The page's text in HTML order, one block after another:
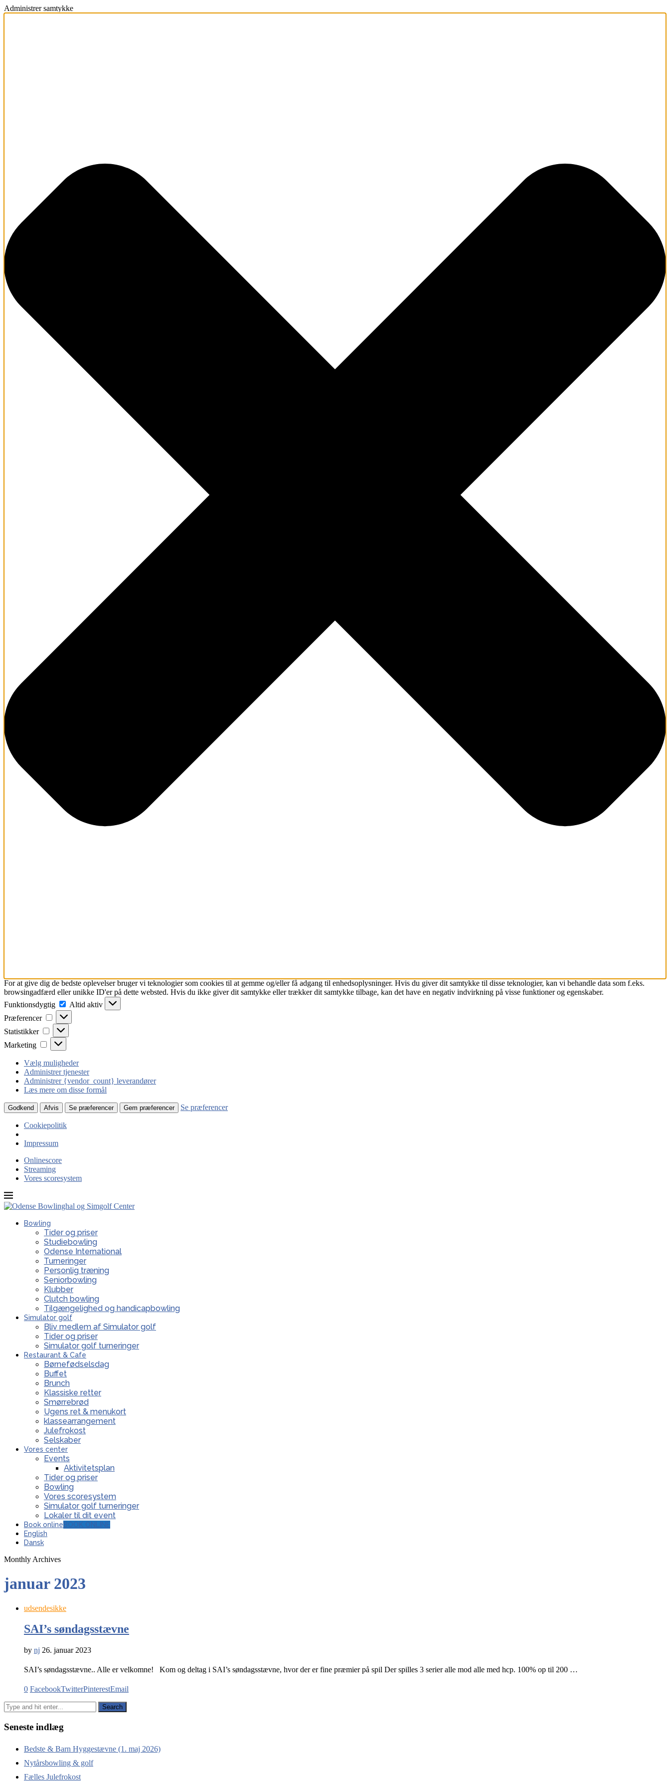
Administrer samtykke
For at give dig de bedste oplevelser bruger vi teknologier som cookies til at gemme og/eller få adgang til enhedsoplysninger. Hvis du giver dit samtykke til disse teknologier, kan vi behandle data som f.eks.
browsingadfærd eller unikke ID'er på dette websted. Hvis du ikke giver dit samtykke eller trækker dit samtykke tilbage, kan det have en negativ indvirkning på visse funktioner og egenskaber.
Funktionsdygtig
Funktionsdygtig
Altid aktiv
Præferencer
Præferencer
Statistikker Statistikker
Marketing Marketing
Vælg muligheder
Administrer tjenester
Administrer {vendor_count} leverandører
Læs mere om disse formål
Godkend Afvis Se præferencer Gem præferencer Se præferencer
Cookiepolitik
Impressum
Onlinescore
Streaming
Vores scoresystem
Bowling
Tider og priser
Studiebowling
Odense International
Turneringer
Personlig træning
Seniorbowling
Klubber
Clutch bowling
Tilgængelighed og handicapbowling
Simulator golf
Bliv medlem af Simulator golf
Tider og priser
Simulator golf turneringer
Restaurant & Cafe
Børnefødselsdag
Buffet
Brunch
Klassiske retter
Smørrebrød
Ugens ret & menukort
klassearrangement
Julefrokost
Selskaber
Vores center
Events
Aktivitetsplan
Tider og priser
Bowling
Vores scoresystem
Simulator golf turneringer
Lokaler til dit event
Book onlineBOOK ONLINE
English
Dansk
Monthly Archives
januar 2023
udsendesikke
SAI’s søndagsstævne
by nj 26. januar 2023
SAI’s søndagsstævne.. Alle er velkomne! Kom og deltag i SAI’s søndagsstævne, hvor der er fine præmier på spil Der spilles 3 serier alle mod alle med hcp. 100% op til 200 …
0 FacebookTwitterPinterestEmail
Seneste indlæg
Bedste & Barn Hyggestævne (1. maj 2026)
Nytårsbowling & golf
Fælles Julefrokost